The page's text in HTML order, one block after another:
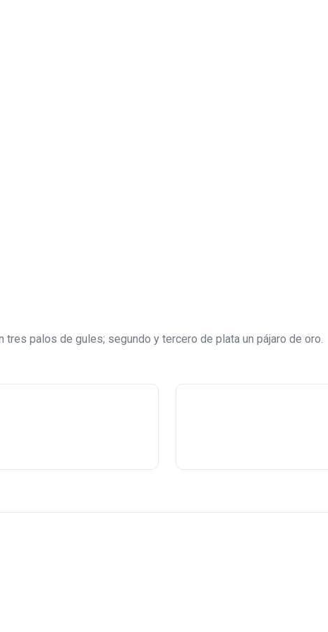
tres palos de gules; segundo y tercero de plata un pájaro de oro.